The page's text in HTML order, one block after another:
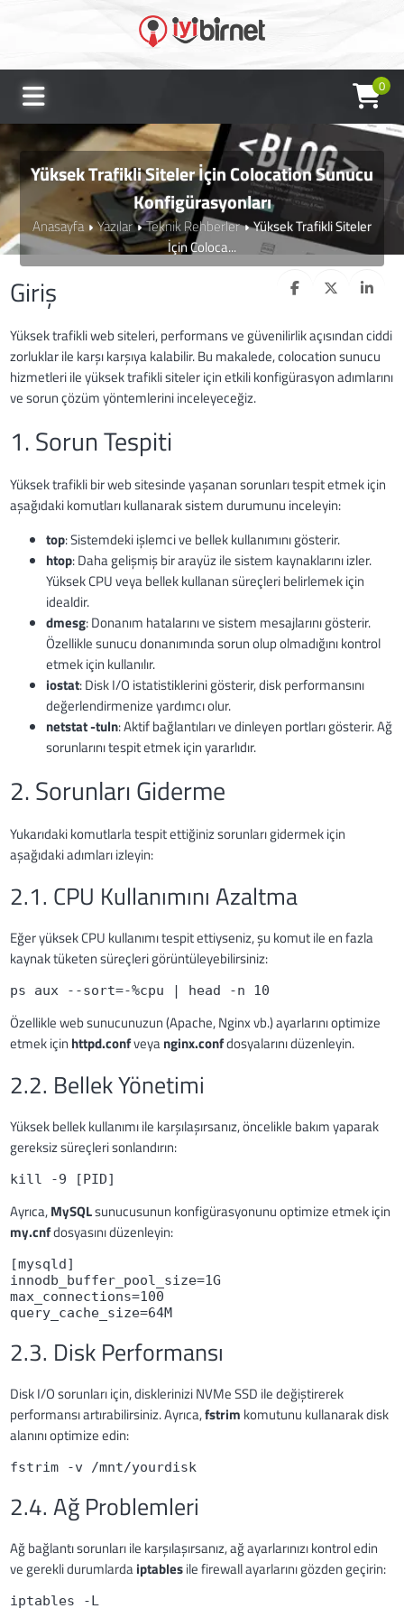
0
Yüksek Trafikli Siteler İçin Colocation Sunucu
Konfigürasyonları
Anasayfa Yazılar Teknik Rehberler
Yüksek Trafikli Siteler
İçin Coloca...
Giriş
Yüksek trafikli web siteleri, performans ve güvenilirlik açısından ciddi
zorluklar ile karşı karşıya kalabilir. Bu makalede, colocation sunucu
hizmetleri ile yüksek trafikli siteler için etkili konfigürasyon adımlarını
ve sorun çözüm yöntemlerini inceleyeceğiz.
1. Sorun Tespiti
Yüksek trafikli bir web sitesinde yaşanan sorunları tespit etmek için
aşağıdaki komutları kullanarak sistem durumunu inceleyin:
top: Sistemdeki işlemci ve bellek kullanımını gösterir.
htop: Daha gelişmiş bir arayüz ile sistem kaynaklarını izler.
Yüksek CPU veya bellek kullanan süreçleri belirlemek için
idealdir.
dmesg: Donanım hatalarını ve sistem mesajlarını gösterir.
Özellikle sunucu donanımında sorun olup olmadığını kontrol
etmek için kullanılır.
iostat: Disk I/O istatistiklerini gösterir, disk performansını
değerlendirmenize yardımcı olur.
netstat -tuln: Aktif bağlantıları ve dinleyen portları gösterir. Ağ
sorunlarını tespit etmek için yararlıdır.
2. Sorunları Giderme
Yukarıdaki komutlarla tespit ettiğiniz sorunları gidermek için
aşağıdaki adımları izleyin:
2.1. CPU Kullanımını Azaltma
Eğer yüksek CPU kullanımı tespit ettiyseniz, şu komut ile en fazla
kaynak tüketen süreçleri görüntüleyebilirsiniz:
ps aux --sort=-%cpu | head -n 10
Özellikle web sunucunuzun (Apache, Nginx vb.) ayarlarını optimize
etmek için httpd.confveyanginx.confdosyalarını düzenleyin.
2.2. Bellek Yönetimi
Yüksek bellek kullanımı ile karşılaşırsanız, öncelikle bakım yaparak
gereksiz süreçleri sonlandırın:
kill -9 [PID]
Ayrıca,MySQLsunucusunun konfigürasyonunu optimize etmek için
my.cnfdosyasını düzenleyin:
[mysqld]
innodb_buffer_pool_size=1G
max_connections=100
query_cache_size=64M
2.3. Disk Performansı
Disk I/O sorunları için, disklerinizi NVMe SSD ile değiştirerek
performansı artırabilirsiniz. Ayrıca,fstrim komutunu kullanarak disk
alanını optimize edin:
fstrim -v /mnt/yourdisk
2.4. Ağ Problemleri
Ağ bağlantı sorunları ile karşılaşırsanız, ağ ayarlarınızı kontrol edin
ve gerekli durumlardaiptablesile firewall ayarlarını gözden geçirin:
iptables -L